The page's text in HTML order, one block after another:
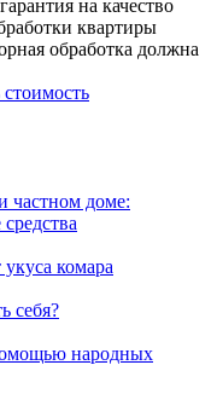
на качество
квартиры
обработка должна
частном доме:
комара
себя?
народных